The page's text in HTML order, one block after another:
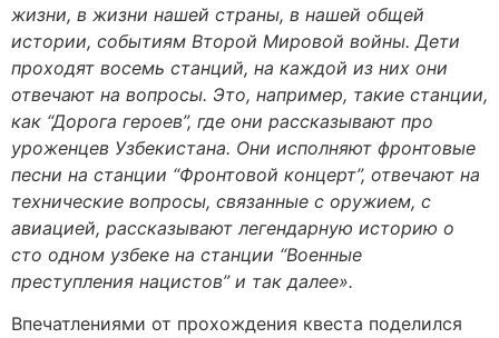
жизни, в жизни нашей страны, в нашей общей
истории, событиям Второй Мировой войны. Дети
проходят восемь станций, на каждой из них они
отвечают на вопросы. Это, например, такие станции,
как “Дорога героев”, где они рассказывают про
уроженцев Узбекистана. Они исполняют фронтовые
песни на станции “Фронтовой концерт”, отвечают на
технические вопросы, связанные с оружием, с
авиацией, рассказывают легендарную историю о
сто одном узбеке на станции “Военные
преступления нацистов” и так далее».
Впечатлениями от прохождения квеста поделился